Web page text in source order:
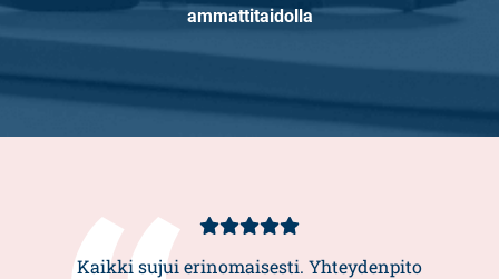
ammattitaidolla
Asiakasarvio
5/5
Kaikki sujui erinomaisesti. Yhteydenpito